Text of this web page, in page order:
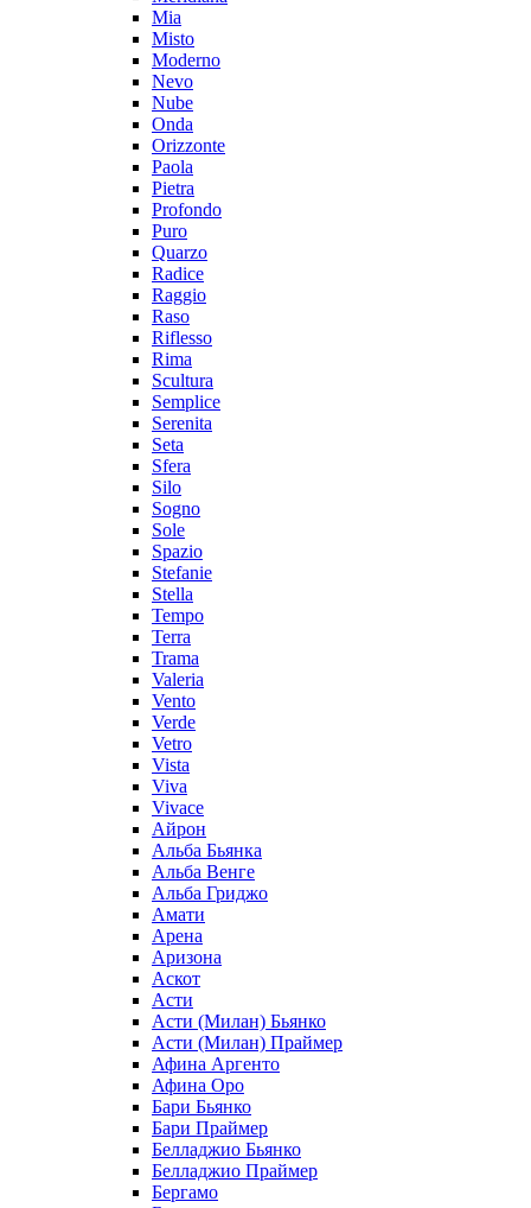
Mia
Misto
Moderno
Nevo
Nube
Onda
Orizzonte
Paola
Pietra
Profondo
Puro
Quarzo
Radice
Raggio
Raso
Riflesso
Rima
Scultura
Semplice
Serenita
Seta
Sfera
Silo
Sogno
Sole
Spazio
Stefanie
Stella
Tempo
Terra
Trama
Valeria
Vento
Verde
Vetro
Vista
Viva
Vivace
Айрон
Альба Бьянка
Альба Венге
Альба Гриджо
Амати
Арена
Аризона
Аскот
Асти
Асти (Милан) Бьянко
Асти (Милан) Праймер
Афина Аргенто
Афина Оро
Бари Бьянко
Бари Праймер
Белладжио Бьянко
Белладжио Праймер
Бергамо